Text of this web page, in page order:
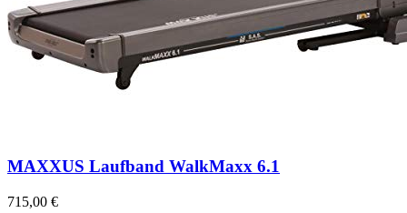
MAXXUS Laufband WalkMaxx 6.1
715,00 €